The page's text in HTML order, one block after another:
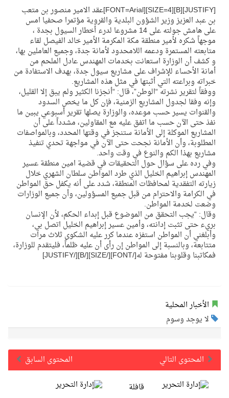
كأس العالم للرياضات الإلكترونية: فريق Karmine Corp الفرنسي بطلًا لبطولة Rocket League
[JUSTIFY][B][SIZE=4][FONT=Arial]عقد الامير منصور بن متعب
بن عبد العزيز وزير الشؤون البلدية والقروية مؤتمرا صحفيا امس
على هامش جولته على 14 مشروعا لدرء أخطار السيول بجدة ،
موجهاً شكره لأمير منطقة مكة المكرمة الأمير خالد الفيصل لقاء
متابعته المستمرة ودعمه اللامحدود لأمانة جدة، وجميع العاملين بها،
و كشف أن الوزارة استعانت بخدمات المهندس عادل الملحم من
أمانة الأحساء للإشراف على مشاريع سيول جدة، بهدف الاستفادة من
خبراته وبراعته التي أثبتها في مثل هذه المشاريع.
ووفقاً لتقرير نشرته “الوطن”، قال: “أنجزنا الكثير ولم يبق إلا القليل،
وإنه وفقا لجدول المشاريع الزمنية، فإن كل ما يخص السدود
والقنوات يسير حسب موعده، والوزارة يصلها تقرير أسبوعي يبين ما
نفذ حتى الآن حسب ما اتفق عليه مع المقاولين، مشدداً على أن
المشاريع الموكلة إلى الأمانة ستنجز في وقتها المحدد، وبالمواصفات
المطلوبة، وأن الأمانة نجحت حتى الآن في مواجهة تحدي تنفيذ
مشاريع بهذا الكم والنوع في وقت واحد.
وفي رده على سؤال حول التحقيقات في قضية امين منطقة عسير
المهندس إبراهيم الخليل الذي طرد المواطن سلطان الشهري خلال
زيارته التفقدية لمحافظات المنطقة، شدد على أنه يكفل حق المواطن
في الكرامة والاحترام من قبل جميع المسؤولين، وأن جميع الوزارات
وضعت لخدمة المواطن.
وقال: “يجب التحقق من الموضوع قبل إبداء الحكم، لأن الإنسان
بريء حتى تثبت إدانته، وأمين عسير إبراهيم الخليل اتصل بي،
وأبلغني أن المواطن استفزه عندما كرر عليه الشكوى ثلاث مرات
متتابعة، وبالنسبة إلى المواطن إن رأى أن عليه ظلماً، فليتقدم للوزارة،
فمكاتبنا وقلوبنا مفتوحة له[/FONT][/SIZE][/B][/JUSTIFY]
الأخبار المحلية
لا يوجد وسوم
المحتوى السابق المحتوى التالي
قافلة